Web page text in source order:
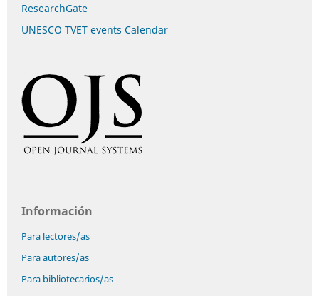
ResearchGate
UNESCO TVET events Calendar
Información
Para lectores/as
Para autores/as
Para bibliotecarios/as